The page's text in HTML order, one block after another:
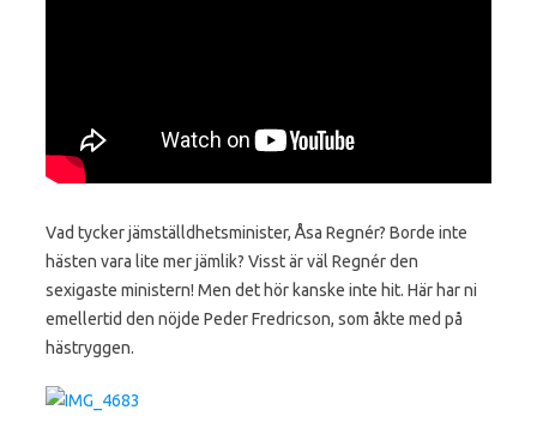
Vad tycker jämställdhetsminister, Åsa Regnér? Borde inte
hästen vara lite mer jämlik? Visst är väl Regnér den
sexigaste ministern! Men det hör kanske inte hit. Här har ni
emellertid den nöjde Peder Fredricson, som åkte med på
hästryggen.